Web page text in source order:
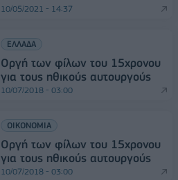
10/05/2021 - 14:37
ΕΛΛΑΔΑ
Οργή των φίλων του 15χρονου
για τους ηθικούς αυτουργούς
10/07/2018 - 03:00
ΟΙΚΟΝΟΜΙΑ
Οργή των φίλων του 15χρονου
για τους ηθικούς αυτουργούς
10/07/2018 - 03:00